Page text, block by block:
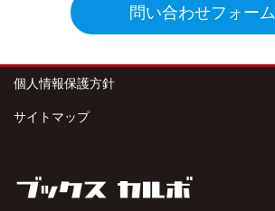
問い合わせフォーム
個人情報保護方針
サイトマップ